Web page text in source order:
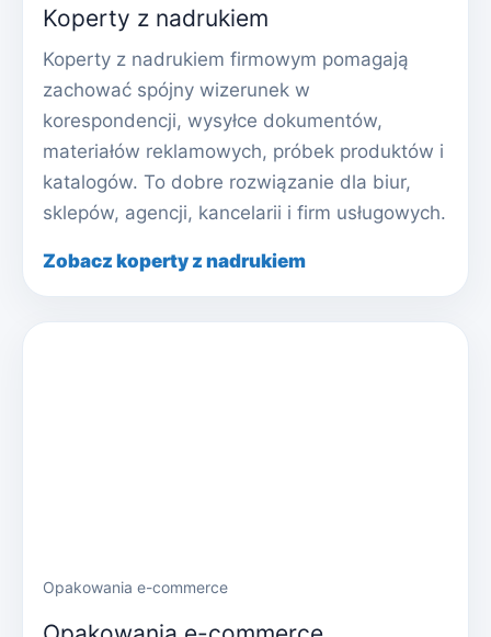
Koperty z nadrukiem
Koperty z nadrukiem firmowym pomagają
zachować spójny wizerunek w
korespondencji, wysyłce dokumentów,
materiałów reklamowych, próbek produktów i
katalogów. To dobre rozwiązanie dla biur,
sklepów, agencji, kancelarii i firm usługowych.
Zobacz koperty z nadrukiem
Opakowania e-commerce